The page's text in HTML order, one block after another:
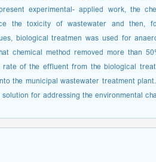
experimental- applied work, the
the toxicity of wastewater and then,
biological treatmen was used for
chemical method removed more than
of the effluent from the biological
the municipal wastewater treatment
for addressing the environmental